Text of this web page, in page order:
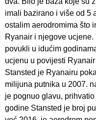
imali bazirano i više od 5
ostalim aerodromima što
Ryanair i njegove
povukli u idućim
ucjenu u povijesti
Stansted je Ryanairu
milijuna putnika u 2007.
je pognuo glavu,
godine Stansted je broj